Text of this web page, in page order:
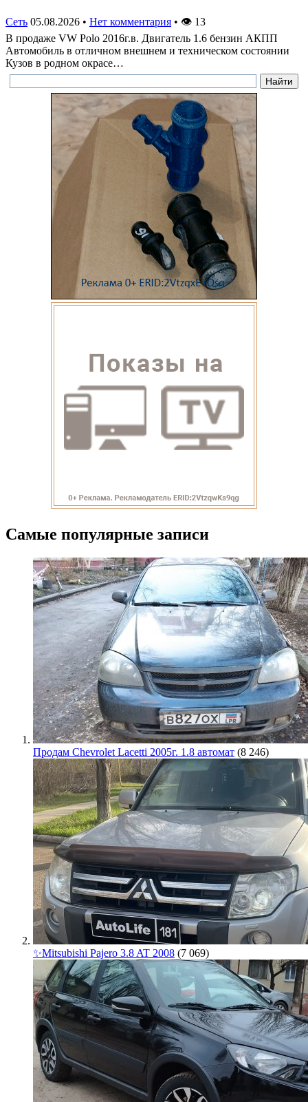
Сеть 05.08.2026 • Нет комментария • 👁 13
В продаже VW Polo 2016г.в. Двигатель 1.6 бензин АКПП
Автомобиль в отличном внешнем и техническом состоянии
Кузов в родном окрасе…
Самые популярные записи
Продам Chevrolet Lacetti 2005г. 1.8 автомат (8 246)
✨Mitsubishi Pajero 3.8 AT 2008 (7 069)